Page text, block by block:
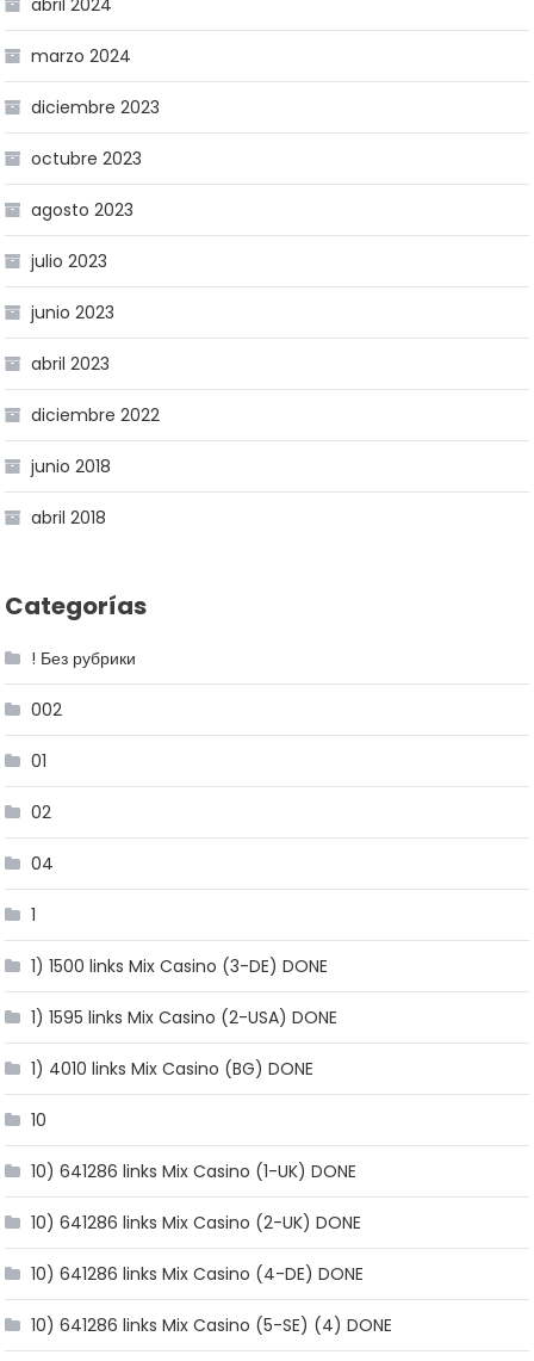
abril 2024
marzo 2024
diciembre 2023
octubre 2023
agosto 2023
julio 2023
junio 2023
abril 2023
diciembre 2022
junio 2018
abril 2018
Categorías
! Без рубрики
002
01
02
04
1
1) 1500 links Mix Casino (3-DE) DONE
1) 1595 links Mix Casino (2-USA) DONE
1) 4010 links Mix Casino (BG) DONE
10
10) 641286 links Mix Casino (1-UK) DONE
10) 641286 links Mix Casino (2-UK) DONE
10) 641286 links Mix Casino (4-DE) DONE
10) 641286 links Mix Casino (5-SE) (4) DONE